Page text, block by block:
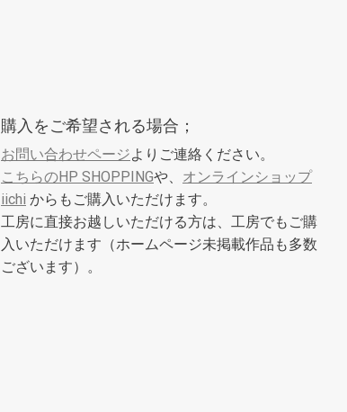
購入をご希望される場合；
お問い合わせページよりご連絡ください。
こちらのHP SHOPPINGや、 オンラインショップ
iichi からもご購入いただけます。
工房に直接お越しいただける方は、工房でもご購
入いただけます（ホームページ未掲載作品も多数
ございます）。